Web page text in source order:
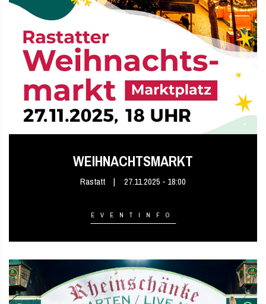
WEIHNACHTSMARKT
Rastatt 27.11.2025 - 18:00
EVENTINFO